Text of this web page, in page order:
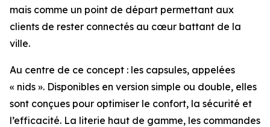
mais comme un point de départ permettant aux
clients de rester connectés au cœur battant de la
ville.
Au centre de ce concept : les capsules, appelées
« nids ». Disponibles en version simple ou double, elles
sont conçues pour optimiser le confort, la sécurité et
l’efficacité. La literie haut de gamme, les commandes